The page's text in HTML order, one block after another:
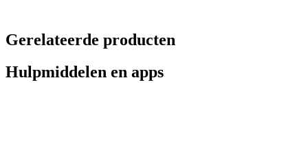
Gerelateerde producten
Hulpmiddelen en apps